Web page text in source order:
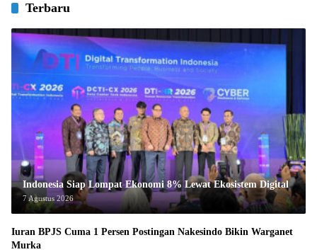
Terbaru
Indonesia Siap Lompat Ekonomi 8% Lewat Ekosistem Digital
7 Agustus 2026
Iuran BPJS Cuma 1 Persen Postingan Nakesindo Bikin Warganet
Murka